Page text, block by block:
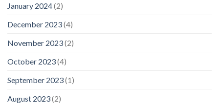
January 2024(2)
December 2023(4)
November 2023(2)
October 2023(4)
September 2023(1)
August 2023(2)